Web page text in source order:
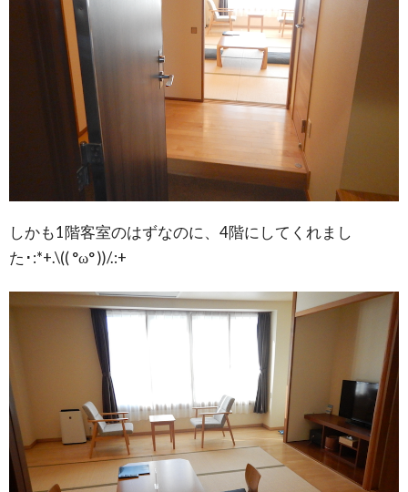
しかも1階客室のはずなのに、4階にしてくれまし
た･:*+.\(( °ω° ))/.:+